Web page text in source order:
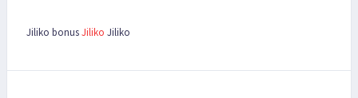
Jiliko bonusJiliko Jiliko